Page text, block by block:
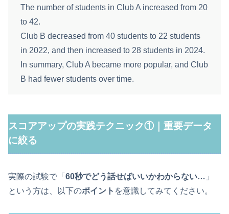
The number of students in Club A increased from 20
to 42.
Club B decreased from 40 students to 22 students
in 2022, and then increased to 28 students in 2024.
In summary, Club A became more popular, and Club
B had fewer students over time.
スコアアップの実践テクニック①｜重要データ
に絞る
実際の試験で「 60秒でどう話せばいいかわからない… 」
という方は、以下のポイント を意識してみてください。